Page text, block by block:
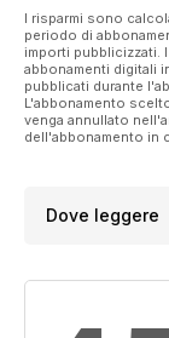
I risparmi sono
periodo di
importi pubblicizzati.
abbonamenti digitali
pubblicati durante
L'abbonamento
venga annullato
dell'abbonamento in
Dove leggere